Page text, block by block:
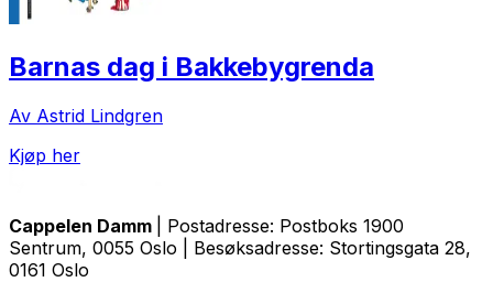
Barnas dag i Bakkebygrenda
Av Astrid Lindgren
Kjøp her
Cappelen Damm
| Postadresse: Postboks 1900
Sentrum, 0055 Oslo | Besøksadresse: Stortingsgata 28,
0161 Oslo